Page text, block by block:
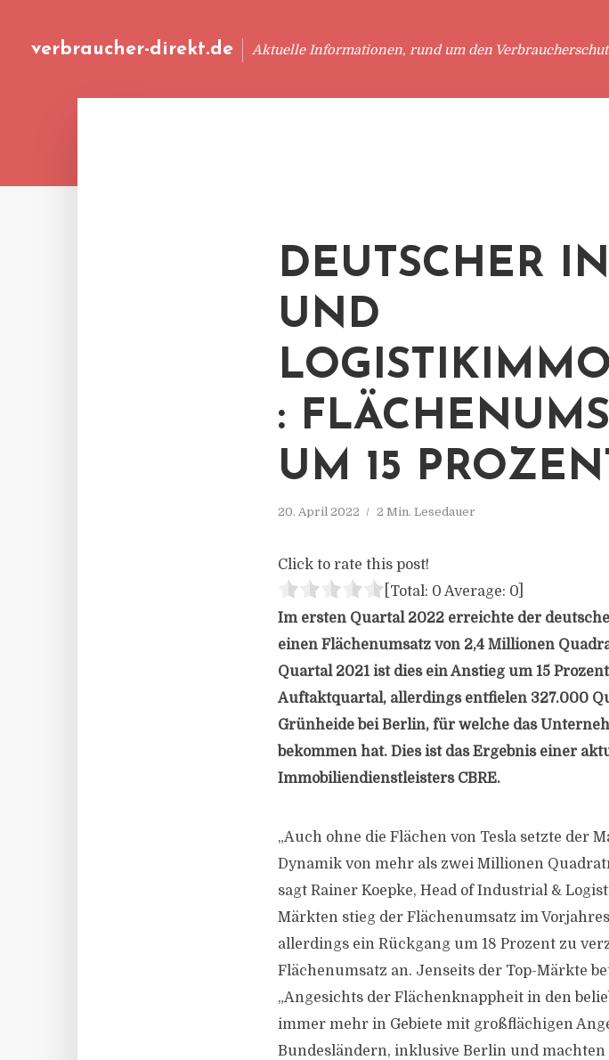
verbraucher-direkt.de Aktuelle Informationen, rund um den
DEUTSCHER
UND
:
UM 15
20. April 2022 2 Min. Lesedauer
Click to rate this post!
[Total: 0 Average: 0
Im ersten Quartal 2022 erreichte der
einen Flächenumsatz von 2,4 Millionen
Quartal 2021 ist dies ein Anstieg um 15
Auftaktquartal, allerdings entfielen 327.000
Grünheide bei Berlin, für welche das
bekommen hat. Dies ist das Ergebnis einer
Immobiliendienstleisters CBRE.
„Auch ohne die Flächen von Tesla setzte der
Dynamik von mehr als zwei Millionen
sagt Rainer Koepke, Head of Industrial &
Märkten stieg der Flächenumsatz im
allerdings ein Rückgang um 18 Prozent zu
Flächenumsatz an. Jenseits der Top-Märkte
„Angesichts der Flächenknappheit in den
immer mehr in Gebiete mit großflächigen
Bundesländern, inklusive Berlin und